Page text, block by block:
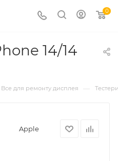
0
14/14
Все для ремонту дисплея —
Apple